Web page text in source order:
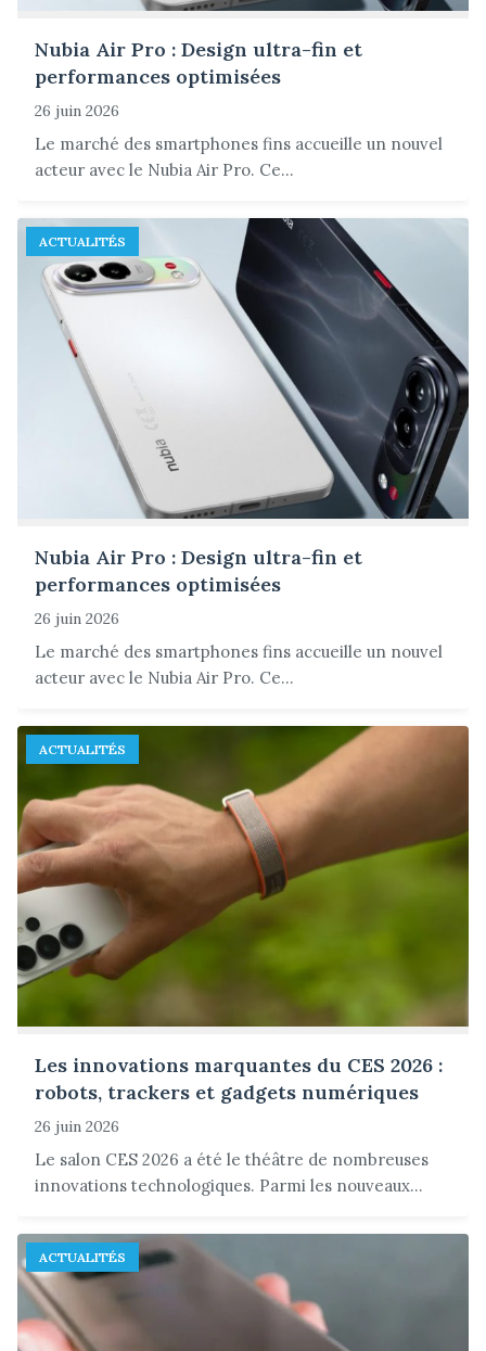
Nubia Air Pro : Design ultra-fin et
performances optimisées
26 juin 2026
Le marché des smartphones fins accueille un nouvel
acteur avec le Nubia Air Pro. Ce...
ACTUALITÉS
Nubia Air Pro : Design ultra-fin et
performances optimisées
26 juin 2026
Le marché des smartphones fins accueille un nouvel
acteur avec le Nubia Air Pro. Ce...
ACTUALITÉS
Les innovations marquantes du CES 2026 :
robots, trackers et gadgets numériques
26 juin 2026
Le salon CES 2026 a été le théâtre de nombreuses
innovations technologiques. Parmi les nouveaux...
ACTUALITÉS